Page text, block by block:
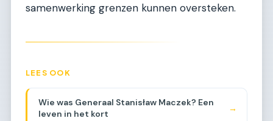
samenwerking grenzen kunnen oversteken.
LEES OOK
Wie was Generaal Stanisław Maczek? Een
leven in het kort
→